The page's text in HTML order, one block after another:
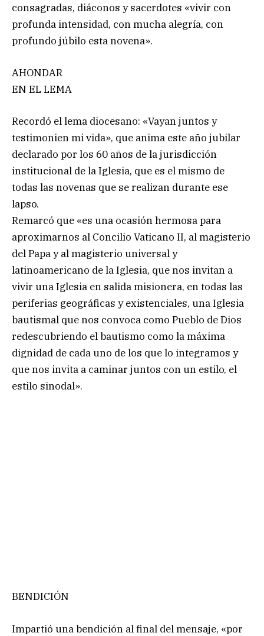
consagradas, diáconos y sacerdotes «vivir con
profunda intensidad, con mucha alegría, con
profundo júbilo esta novena».
AHONDAR
EN EL LEMA
Recordó el lema diocesano: «Vayan juntos y
testimonien mi vida», que anima este año jubilar
declarado por los 60 años de la jurisdicción
institucional de la Iglesia, que es el mismo de
todas las novenas que se realizan durante ese
lapso.
Remarcó que «es una ocasión hermosa para
aproximarnos al Concilio Vaticano II, al magisterio
del Papa y al magisterio universal y
latinoamericano de la Iglesia, que nos invitan a
vivir una Iglesia en salida misionera, en todas las
periferias geográficas y existenciales, una Iglesia
bautismal que nos convoca como Pueblo de Dios
redescubriendo el bautismo como la máxima
dignidad de cada uno de los que lo integramos y
que nos invita a caminar juntos con un estilo, el
estilo sinodal».
BENDICIÓN
Impartió una bendición al final del mensaje, «por